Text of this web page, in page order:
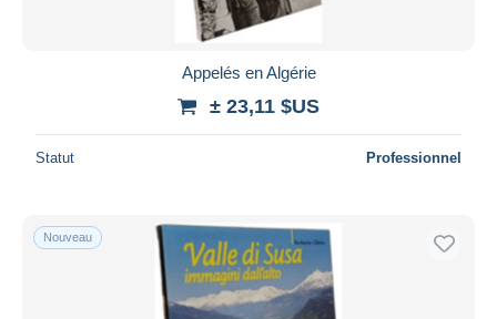
Appelés en Algérie
± 23,11 $US
Statut Professionnel
Nouveau